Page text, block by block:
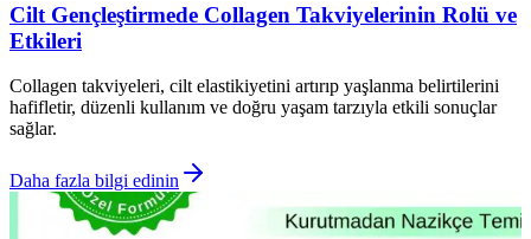
Cilt Gençleştirmede Collagen Takviyelerinin Rolü ve
Etkileri
Collagen takviyeleri, cilt elastikiyetini artırıp yaşlanma belirtilerini
hafifletir, düzenli kullanım ve doğru yaşam tarzıyla etkili sonuçlar
sağlar.
Daha fazla bilgi edinin